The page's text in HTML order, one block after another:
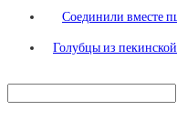
Соединили вместе
Голубцы из